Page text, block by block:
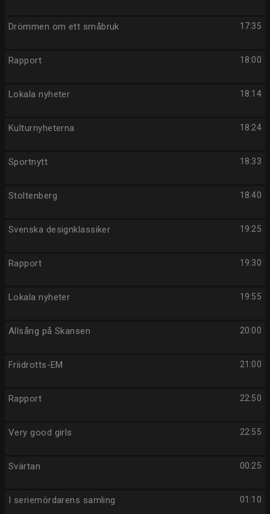
17:35
Drömmen om ett småbruk
18:00
Rapport
18:14
Lokala nyheter
18:24
Kulturnyheterna
18:33
Sportnytt
18:40
Stoltenberg
19:25
Svenska designklassiker
19:30
Rapport
19:55
Lokala nyheter
20:00
Allsång på Skansen
21:00
Friidrotts-EM
22:50
Rapport
22:55
Very good girls
00:25
Svärtan
01:10
I seriemördarens samling